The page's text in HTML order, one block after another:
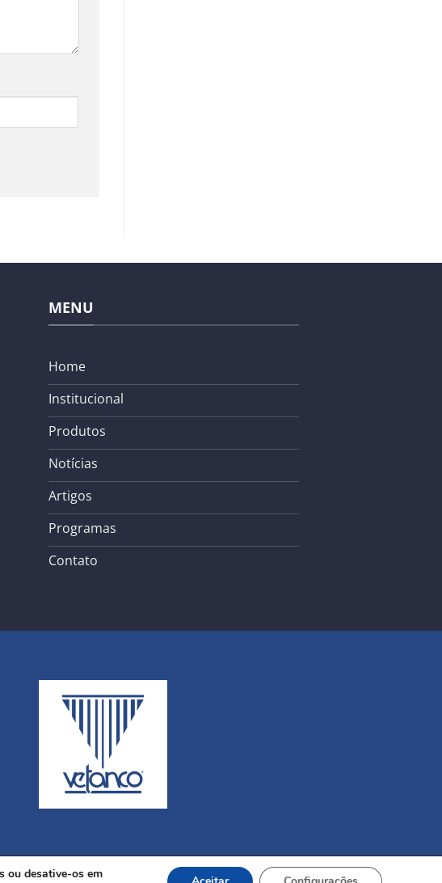
MENU
Home
Institucional
Produtos
Notícias
Artigos
Programas
Contato
ou desative-os em